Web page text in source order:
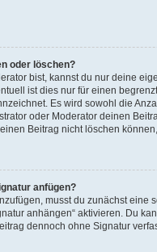
oder löschen?
bist, kannst du nur deine
ist dies nur für einen
Es wird sowohl die
oder Moderator deinen
Beitrag nicht löschen
anfügen?
musst du zunächst
anhängen“ aktivieren. Du
dennoch ohne Signatur